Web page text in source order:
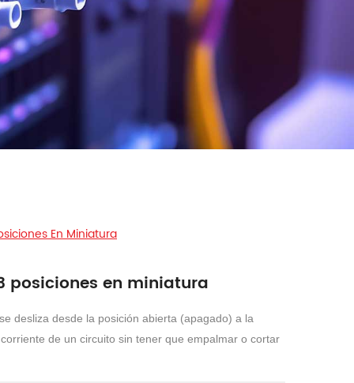
En Miniatura
posiciones en miniatura
desliza desde la posición abierta (apagado) a la
de un circuito sin tener que empalmar o cortar